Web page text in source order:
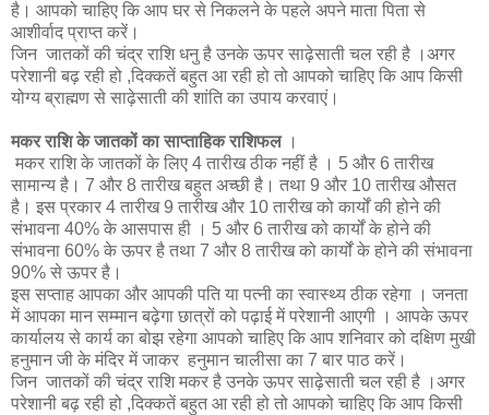
है। आपको चाहिए कि आप घर से निकलने के पहले अपने माता पिता से
आशीर्वाद प्राप्त करें।
जिन जातकों की चंद्र राशि धनु है उनके ऊपर साढ़ेसाती चल रही है ।अगर
परेशानी बढ़ रही हो ,दिक्कतें बहुत आ रही हो तो आपको चाहिए कि आप किसी
योग्य ब्राह्मण से साढ़ेसाती की शांति का उपाय करवाएं।
मकर राशि के जातकों का साप्ताहिक राशिफल।
मकर राशि के जातकों के लिए 4 तारीख ठीक नहीं है । 5 और 6 तारीख
सामान्य है। 7 और 8 तारीख बहुत अच्छी है। तथा 9 और 10 तारीख औसत
है। इस प्रकार 4 तारीख 9 तारीख और 10 तारीख को कार्यों की होने की
संभावना 40% के आसपास ही । 5 और 6 तारीख को कार्यों के होने की
संभावना 60% के ऊपर है तथा 7 और 8 तारीख को कार्यों के होने की संभावना
90% से ऊपर है।
इस सप्ताह आपका और आपकी पति या पत्नी का स्वास्थ्य ठीक रहेगा । जनता
में आपका मान सम्मान बढ़ेगा छात्रों को पढ़ाई में परेशानी आएगी । आपके ऊपर
कार्यालय से कार्य का बोझ रहेगा आपको चाहिए कि आप शनिवार को दक्षिण मुखी
हनुमान जी के मंदिर में जाकर हनुमान चालीसा का 7 बार पाठ करें।
जिन जातकों की चंद्र राशि मकर है उनके ऊपर साढ़ेसाती चल रही है ।अगर
परेशानी बढ़ रही हो ,दिक्कतें बहुत आ रही हो तो आपको चाहिए कि आप किसी